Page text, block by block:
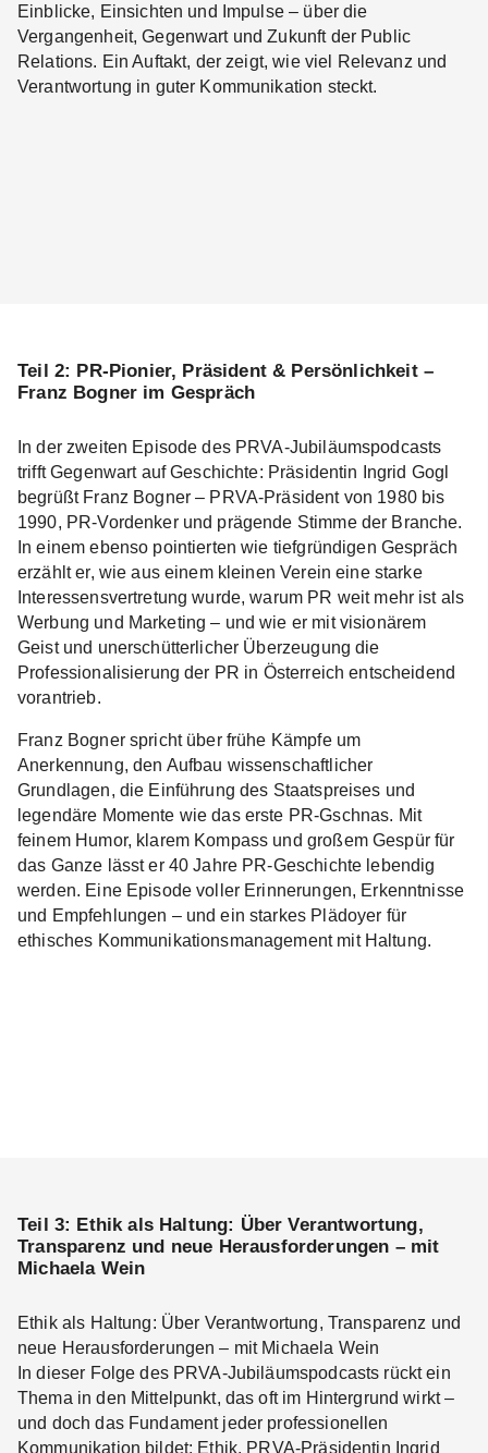
Einblicke, Einsichten und Impulse – über die
Vergangenheit, Gegenwart und Zukunft der Public
Relations. Ein Auftakt, der zeigt, wie viel Relevanz und
Verantwortung in guter Kommunikation steckt.
Teil 2: PR-Pionier, Präsident & Persönlichkeit –
Franz Bogner im Gespräch
In der zweiten Episode des PRVA-Jubiläumspodcasts
trifft Gegenwart auf Geschichte: Präsidentin Ingrid Gogl
begrüßt Franz Bogner – PRVA-Präsident von 1980 bis
1990, PR-Vordenker und prägende Stimme der Branche.
In einem ebenso pointierten wie tiefgründigen Gespräch
erzählt er, wie aus einem kleinen Verein eine starke
Interessensvertretung wurde, warum PR weit mehr ist als
Werbung und Marketing – und wie er mit visionärem
Geist und unerschütterlicher Überzeugung die
Professionalisierung der PR in Österreich entscheidend
vorantrieb.
Franz Bogner spricht über frühe Kämpfe um
Anerkennung, den Aufbau wissenschaftlicher
Grundlagen, die Einführung des Staatspreises und
legendäre Momente wie das erste PR-Gschnas. Mit
feinem Humor, klarem Kompass und großem Gespür für
das Ganze lässt er 40 Jahre PR-Geschichte lebendig
werden. Eine Episode voller Erinnerungen, Erkenntnisse
und Empfehlungen – und ein starkes Plädoyer für
ethisches Kommunikationsmanagement mit Haltung.
Teil 3: Ethik als Haltung: Über Verantwortung,
Transparenz und neue Herausforderungen – mit
Michaela Wein
Ethik als Haltung: Über Verantwortung, Transparenz und
neue Herausforderungen – mit Michaela Wein
In dieser Folge des PRVA-Jubiläumspodcasts rückt ein
Thema in den Mittelpunkt, das oft im Hintergrund wirkt –
und doch das Fundament jeder professionellen
Kommunikation bildet: Ethik. PRVA-Präsidentin Ingrid